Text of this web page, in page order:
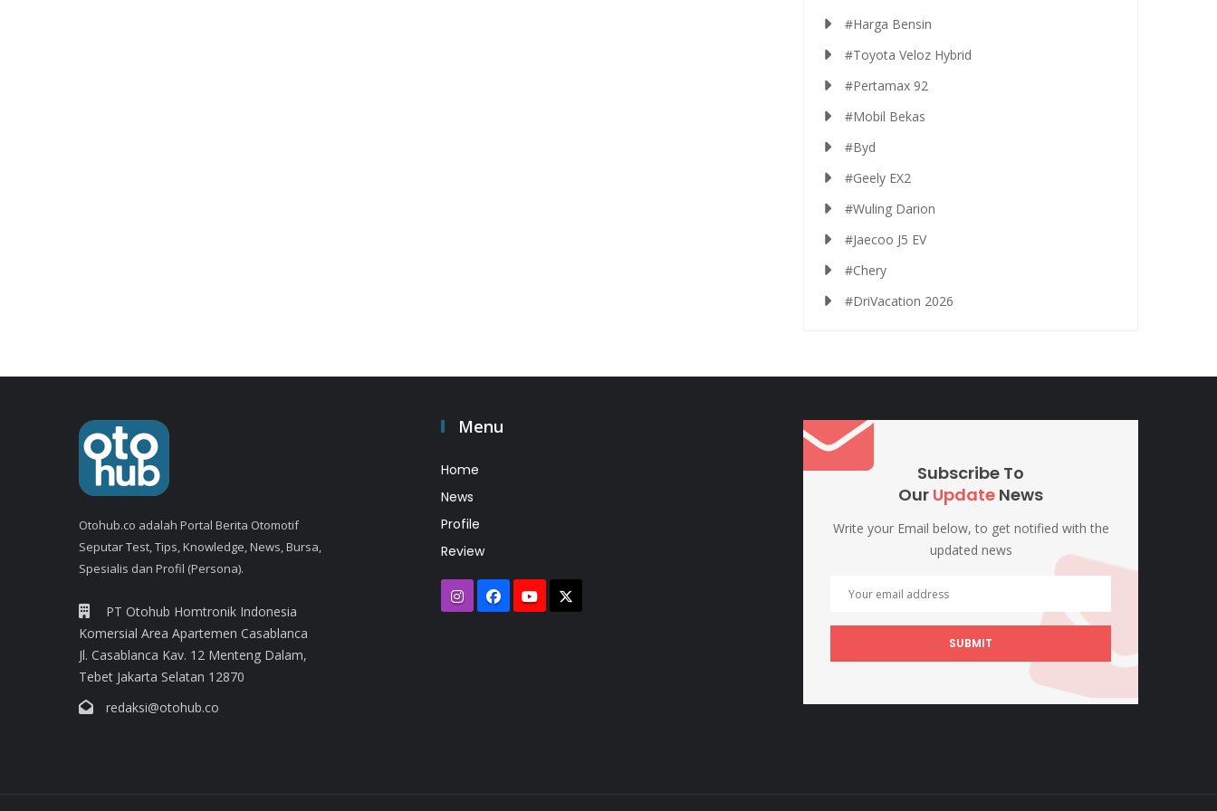
#Harga Bensin
#Toyota Veloz Hybrid
#Pertamax 92
#Mobil Bekas
#Byd
#Geely EX2
#Wuling Darion
#Jaecoo J5 EV
#Chery
#DriVacation 2026
Otohub.co adalah Portal Berita Otomotif
Seputar Test, Tips, Knowledge, News, Bursa,
Spesialis dan Profil (Persona).
PT Otohub Homtronik Indonesia
Komersial Area Apartemen Casablanca
Jl. Casablanca Kav. 12 Menteng Dalam,
Tebet Jakarta Selatan 12870
redaksi@otohub.co
Menu
Home
News
Profile
Review
Subscribe To
Our Update News
Write your Email below, to get notified with the
updated news
SUBMIT